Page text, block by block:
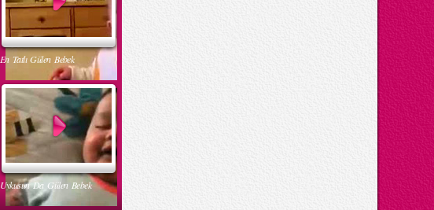
En Tatlı Gülen Bebek
Uykusun Da Gülen Bebek